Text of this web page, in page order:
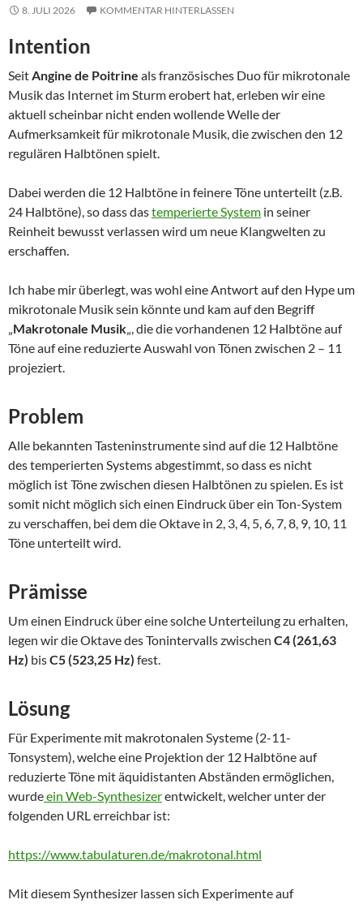
8. JULI 2026 KOMMENTAR HINTERLASSEN
Intention
SeitAngine de Poitrine als französisches Duo für mikrotonale
Musik das Internet im Sturm erobert hat, erleben wir eine
aktuell scheinbar nicht enden wollende Welle der
Aufmerksamkeit für mikrotonale Musik, die zwischen den 12
regulären Halbtönen spielt.
Dabei werden die 12 Halbtöne in feinere Töne unterteilt (z.B.
24 Halbtöne), so dass dastemperierte System in seiner
Reinheit bewusst verlassen wird um neue Klangwelten zu
erschaffen.
Ich habe mir überlegt, was wohl eine Antwort auf den Hype um
mikrotonale Musik sein könnte und kam auf den Begriff
„Makrotonale Musik„, die die vorhandenen 12 Halbtöne auf
Töne auf eine reduzierte Auswahl von Tönen zwischen 2 – 11
projeziert.
Problem
Alle bekannten Tasteninstrumente sind auf die 12 Halbtöne
des temperierten Systems abgestimmt, so dass es nicht
möglich ist Töne zwischen diesen Halbtönen zu spielen. Es ist
somit nicht möglich sich einen Eindruck über ein Ton-System
zu verschaffen, bei dem die Oktave in 2, 3, 4, 5, 6, 7, 8, 9, 10, 11
Töne unterteilt wird.
Prämisse
Um einen Eindruck über eine solche Unterteilung zu erhalten,
legen wir die Oktave des Tonintervalls zwischen C4 (261,63
Hz) bisC5 (523,25 Hz) fest.
Lösung
Für Experimente mit makrotonalen Systeme (2-11-
Tonsystem), welche eine Projektion der 12 Halbtöne auf
reduzierte Töne mit äquidistanten Abständen ermöglichen,
wurdeein Web-Synthesizerentwickelt, welcher unter der
folgenden URL erreichbar ist:
https://www.tabulaturen.de/makrotonal.html
Mit diesem Synthesizer lassen sich Experimente auf